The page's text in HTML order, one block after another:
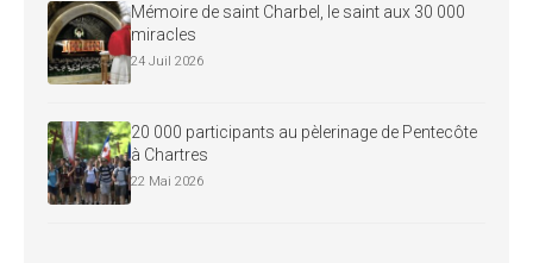
Mémoire de saint Charbel, le saint aux 30 000
miracles
24 Juil 2026
20 000 participants au pèlerinage de Pentecôte
à Chartres
22 Mai 2026